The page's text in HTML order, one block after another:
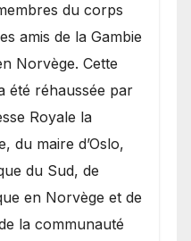
du corps
amis de la Gambie
Norvège. Cette
été réhaussée par
Royale la
du maire d’Oslo,
du Sud, de
en Norvège et de
la communauté